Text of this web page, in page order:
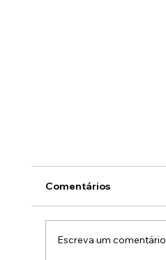
Comentários
Escreva um comentário